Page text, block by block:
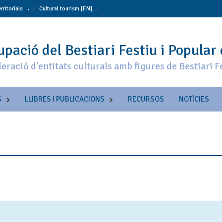
Cultural tourism [EN]
del Bestiari Festiu i Popular
d'entitats culturals amb figures de Bestiari
LLIBRES I PUBLICACIONS RECURSOS NOTÍCIES